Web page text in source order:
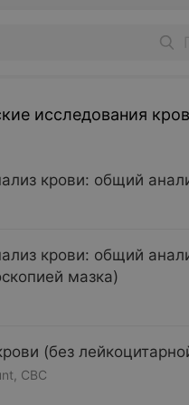
исследования
крови: общий
крови: общий
мазка)
(без
CBC